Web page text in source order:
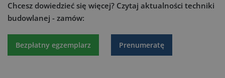
Chcesz dowiedzieć się więcej? Czytaj aktualności techniki
budowlanej - zamów:
Bezpłatny egzemplarz Prenumeratę